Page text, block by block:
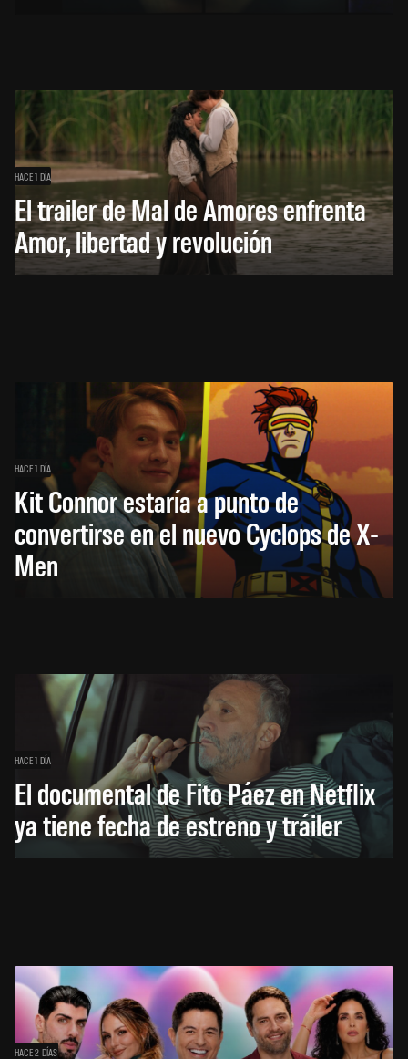
HACE 1 DÍA
El trailer de Mal de Amores enfrenta
Amor, libertad y revolución
HACE 1 DÍA
Kit Connor estaría a punto de
convertirse en el nuevo Cyclops de X-
Men
HACE 1 DÍA
El documental de Fito Páez en Netflix
ya tiene fecha de estreno y tráiler
HACE 2 DÍAS